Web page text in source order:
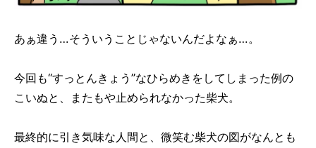
あぁ違う…そういうことじゃないんだよなぁ…。
今回も“すっとんきょう”なひらめきをしてしまった例の
こいぬと、またもや止められなかった柴犬。
最終的に引き気味な人間と、微笑む柴犬の図がなんとも